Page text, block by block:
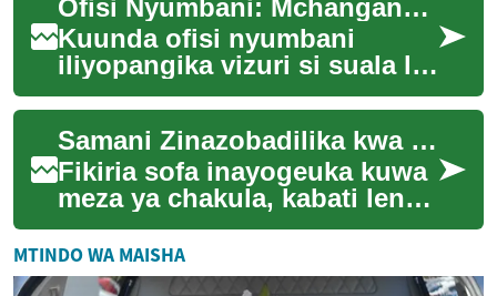
kielelezo ...
Ofisi Nyumbani: Mchanganyiko wa Kiasili na Kisasa
Kuunda ofisi nyumbani
iliyopangika vizuri si suala la
mitindo tu; ni maamuzi ya
kimazingira, kisaikolojia, na
kiuchum...
Samani Zinazobadilika kwa Nyumba Ndogo
Fikiria sofa inayogeuka kuwa
meza ya chakula, kabati lenye
kitanda kinachovoa katika
dakika, au kiti kinachopanuka
wa...
MTINDO WA MAISHA